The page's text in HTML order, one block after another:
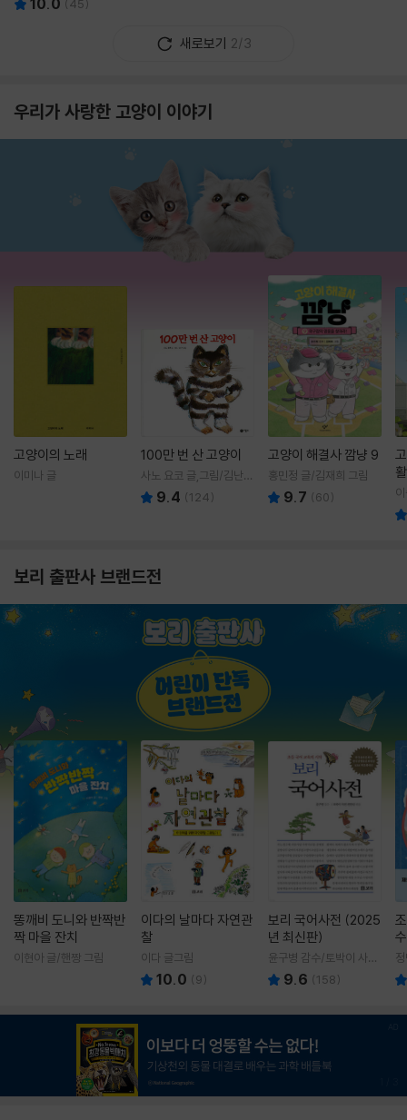
10.0 (45)
새로보기 2/3
우리가 사랑한 고양이 이야기
고양이의 노래
이미나 글
100만 번 산 고양이
사노 요코 글,그림/김난주
역 9.4 (124)
고양이 해결사 깜냥 9
홍민정 글/김재희 그림
9.7 (60)
보리 출판사 브랜드전
똥깨비 도니와 반짝반
짝 마을 잔치
이현아 글/핸짱 그림
이다의 날마다 자연관
찰
이다 글그림
10.0 (9)
보리 국어사전 (2025
년 최신판)
윤구병 감수/토박이 사전
편찬실 편
9.6 (158)